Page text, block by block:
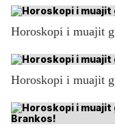
Horoskopi i muajit
Horoskopi i muajit